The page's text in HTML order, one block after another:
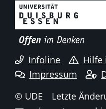
Infoline
Hilfe
Impressum
© UDE
Letzte